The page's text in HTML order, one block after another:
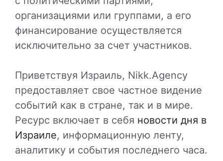
организациями или группами, а его
финансирование осуществляется
исключительно за счет участников.
Приветствуя Израиль, Nikk.Agency
предоставляет свое частное видение
событий как в стране, так и в мире.
Ресурс включает в себя новости дня в
Израиле, информационную ленту,
аналитику и события последнего часа.